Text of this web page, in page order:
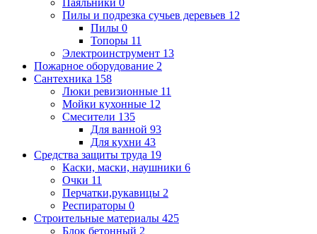
Паяльники 0
Пилы и подрезка сучьев деревьев 12
Пилы 0
Топоры 11
Электроинструмент 13
Пожарное оборудование 2
Сантехника 158
Люки ревизионные 11
Мойки кухонные 12
Смесители 135
Для ванной 93
Для кухни 43
Средства защиты труда 19
Каски, маски, наушники 6
Очки 11
Перчатки,рукавицы 2
Респираторы 0
Строительные материалы 425
Блок бетонный 2